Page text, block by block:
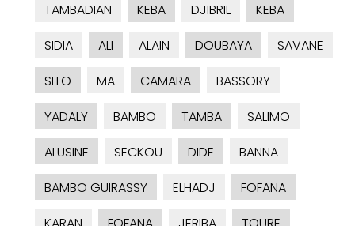
TAMBADIAN
KEBA DJIBRIL
KEBA
SIDIA
ALI ALAIN DOUBAYA
SAVANE
SITO
MA CAMARA
BASSORY
YADALY
BAMBO TAMBA
SALIMO
ALUSINE
SECKOU DIDE
BANNA
BAMBO GUIRASSY
ELHADJ
FOFANA